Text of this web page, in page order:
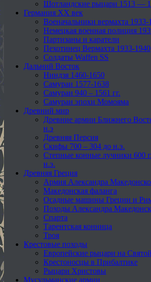
Шотландские рыцари 1513 —
Германия XX век
Военачальники вермахта 1933-
Немецкая военная полиция
Партизаны и каратели
Пехотинец Вермахта 1933-1940
Солдаты Waffen SS
Дальний Восток
Ниндзя 1460-1650
Самураи 1577-1638
Самураи 940 – 1561 гг.
Самураи эпохи Момояма
Древний мир
Древние армии Ближнего
н.э
Древняя Персия
Скифы 700 – 304 до н.э.
Степные конные лучники 600
н.э.
Древняя Греция
Армия Александра
Македонская фаланга
Осадные машины Греции и
Походы Александра
Спарта
Тарентская конница
Троя
Крестовые походы
Европейские рыцари на
Крестоносцы в Прибалтике
Рыцари Христовы
Мусульманские армии